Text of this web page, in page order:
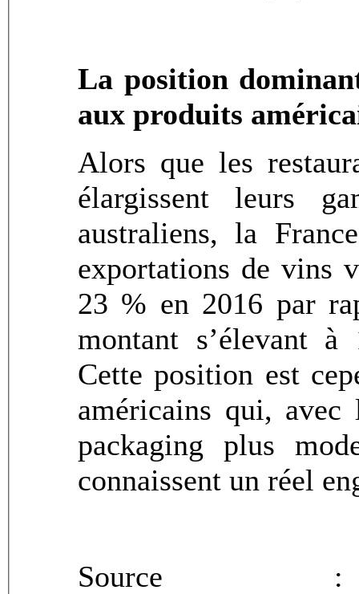
La position
aux produits
Alors que les
élargissent leurs
australiens, la
exportations de vins
23 % en 2016 par
montant s’élevant
Cette position est
américains qui,
packaging plus
connaissent un réel